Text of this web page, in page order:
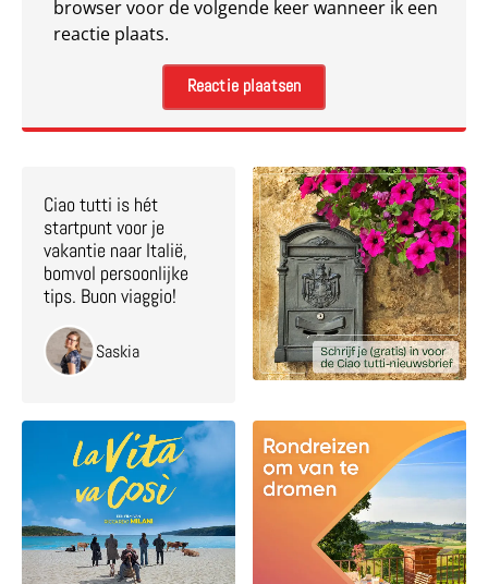
browser voor de volgende keer wanneer ik een
reactie plaats.
Ciao tutti is hét
startpunt voor je
vakantie naar Italië,
bomvol persoonlijke
tips. Buon viaggio!
Saskia